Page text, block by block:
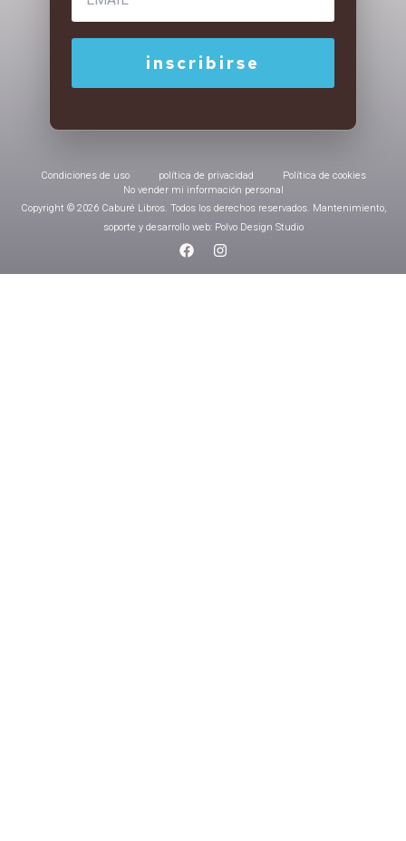
Condiciones de uso política de privacidad
Política de cookies
No vender mi información personal
Copyright © 2026 Caburé Libros. Todos los derechos reservados. Mantenimiento,
soporte y desarrollo web: Polvo Design Studio